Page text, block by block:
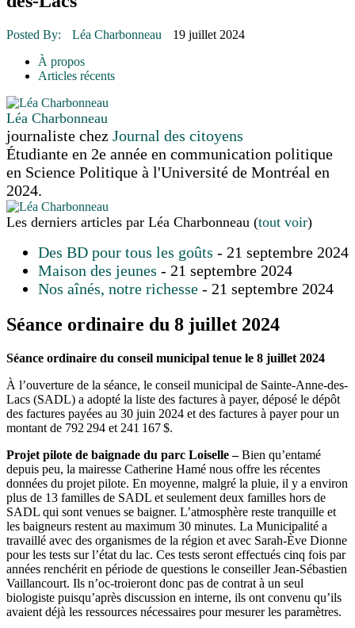
16 juillet 2026 | POLITIQUE
16 juillet 2026
ENVIRONNEMENT
16 juillet 2026
Posted By: Léa Charbonneau
19 juillet 2024
À propos
Articles récents
Léa Charbonneau
journaliste chez Journal des citoyens
Étudiante en 2e année en communication politique
en Science Politique à l'Université de Montréal en
2024.
Les derniers articles par Léa Charbonneau (tout voir)
Des BD pour tous les goûts - 21 septembre 2024
Maison des jeunes - 21 septembre 2024
Nos aînés, notre richesse - 21 septembre 2024
Séance ordinaire du 8 juillet 2024
Séance ordinaire du conseil municipal tenue le 8 juillet 2024
À l’ouverture de la séance, le conseil municipal de Sainte-Anne-des-
Lacs (SADL) a adopté la liste des factures à payer, déposé le dépôt
des factures payées au 30 juin 2024 et des factures à payer pour un
montant de 792 294 et 241 167 $.
Projet pilote de baignade du parc Loiselle –Bien qu’entamé
depuis peu, la mairesse Catherine Hamé nous offre les récentes
données du projet pilote. En moyenne, malgré la pluie, il y a environ
plus de 13 familles de SADL et seulement deux familles hors de
SADL qui sont venues se baigner. L’atmosphère reste tranquille et
les baigneurs restent au maximum 30 minutes. La Municipalité a
travaillé avec des organismes de la région et avec Sarah-Ève Dionne
pour les tests sur l’état du lac. Ces tests seront effectués cinq fois par
années renchérit en période de questions le conseiller Jean-Sébastien
Vaillancourt. Ils n’oc-troieront donc pas de contrat à un seul
biologiste puisqu’après discussion en interne, ils ont convenu qu’ils
avaient déjà les ressources nécessaires pour mesurer les paramètres.